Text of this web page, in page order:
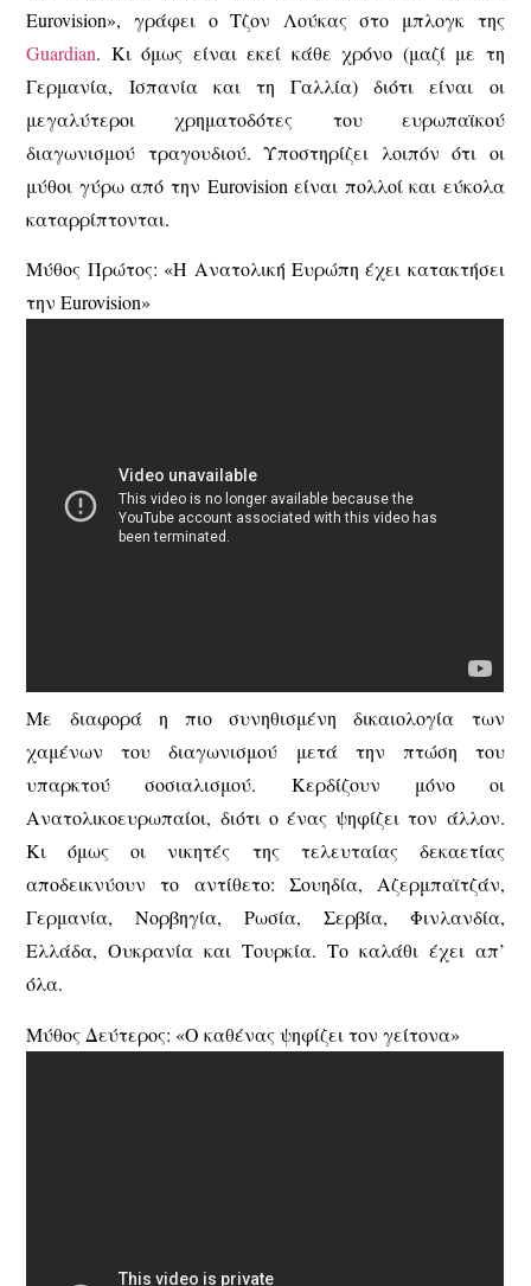
Eurovision», γράφει ο Τζον Λούκας στο μπλογκ της
Guardian. Κι όμως είναι εκεί κάθε χρόνο (μαζί με τη
Γερμανία, Ισπανία και τη Γαλλία) διότι είναι οι
μεγαλύτεροι χρηματοδότες του ευρωπαϊκού
διαγωνισμού τραγουδιού. Υποστηρίζει λοιπόν ότι οι
μύθοι γύρω από την Eurovision είναι πολλοί και εύκολα
καταρρίπτονται.
Μύθος Πρώτος: «Η Ανατολική Ευρώπη έχει κατακτήσει
την Eurovision»
Με διαφορά η πιο συνηθισμένη δικαιολογία των
χαμένων του διαγωνισμού μετά την πτώση του
υπαρκτού σοσιαλισμού. Κερδίζουν μόνο οι
Ανατολικοευρωπαίοι, διότι ο ένας ψηφίζει τον άλλον.
Κι όμως οι νικητές της τελευταίας δεκαετίας
αποδεικνύουν το αντίθετο: Σουηδία, Αζερμπαϊτζάν,
Γερμανία, Νορβηγία, Ρωσία, Σερβία, Φινλανδία,
Ελλάδα, Ουκρανία και Τουρκία. Το καλάθι έχει απ’
όλα.
Μύθος Δεύτερος: «Ο καθένας ψηφίζει τον γείτονα»